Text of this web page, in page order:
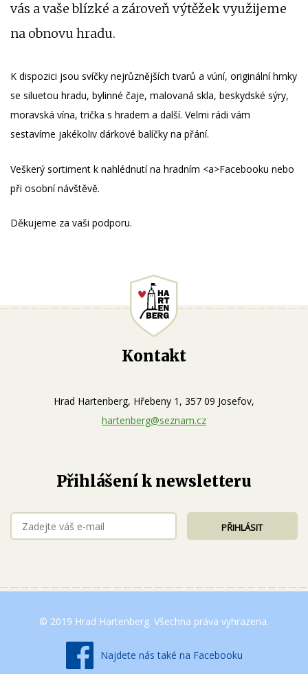
vás a vaše blízké a zároveň výtěžek využijeme
na obnovu hradu.
K dispozici jsou svíčky nejrůznějších tvarů a vúní, originální hrnky
se siluetou hradu, bylinné čaje, malovaná skla, beskydské sýry,
moravská vína, trička s hradem a další. Velmi rádi vám
sestavíme jakékoliv dárkové balíčky na přání.
Veškerý sortiment k nahlédnutí na hradním <a>Facebooku nebo
při osobní návštěvě.
Děkujeme za vaši podporu.
Kontakt
Hrad Hartenberg, Hřebeny 1, 357 09 Josefov,
hartenberg@seznam.cz
Přihlášení k newsletteru
© 2019 Hrad Hartenberg. Všechna práva vyhrazena.
Najdete nás také na Facebooku